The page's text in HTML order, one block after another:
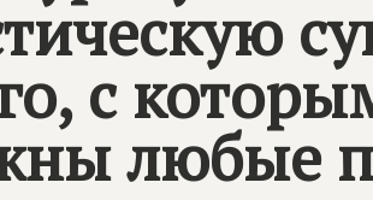
с
любые